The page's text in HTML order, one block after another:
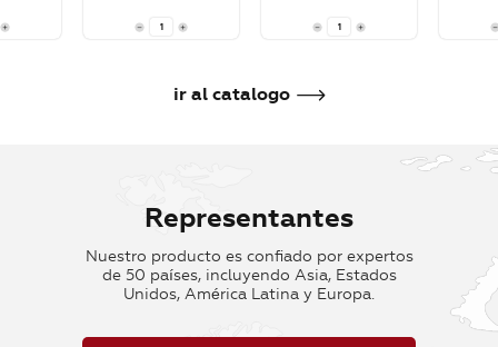
ir al catalogo
Representantes
Nuestro producto es confiado por expertos
de 50 países, incluyendo Asia, Estados
Unidos, América Latina y Europa.